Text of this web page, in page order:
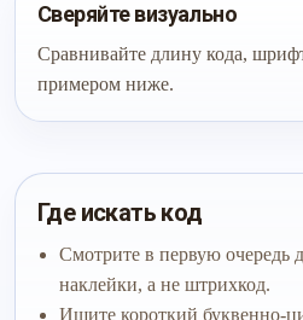
Сверяйте визуально
Сравнивайте длину кода,
примером ниже.
Где искать код
Смотрите в первую очередь
наклейки, а не штрихкод.
Ищите короткий буквенно-